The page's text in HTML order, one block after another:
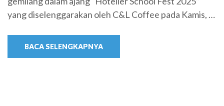
yang diselenggarakan oleh C&L Coffee pada Kamis, …
BACA SELENGKAPNYA